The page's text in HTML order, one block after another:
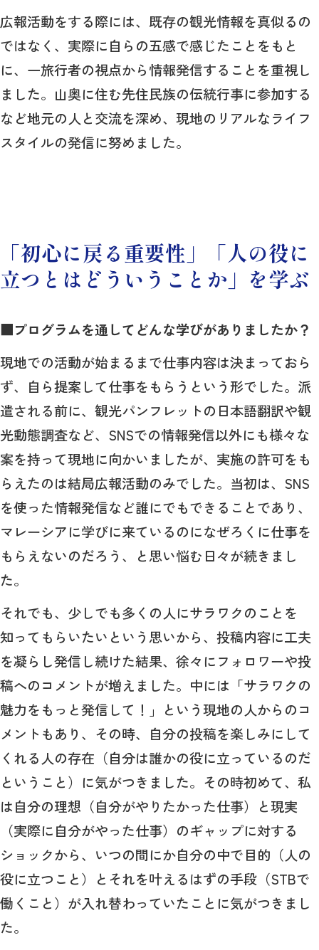
広報活動をする際には、既存の観光情報を真似るの
ではなく、実際に自らの五感で感じたことをもと
に、一旅行者の視点から情報発信することを重視し
ました。山奥に住む先住民族の伝統行事に参加する
など地元の人と交流を深め、現地のリアルなライフ
スタイルの発信に努めました。
「初心に戻る重要性」「人の役に
立つとはどういうことか」を学ぶ
■プログラムを通してどんな学びがありましたか？
現地での活動が始まるまで仕事内容は決まっておら
ず、自ら提案して仕事をもらうという形でした。派
遣される前に、観光パンフレットの日本語翻訳や観
光動態調査など、SNSでの情報発信以外にも様々な
案を持って現地に向かいましたが、実施の許可をも
らえたのは結局広報活動のみでした。当初は、SNS
を使った情報発信など誰にでもできることであり、
マレーシアに学びに来ているのになぜろくに仕事を
もらえないのだろう、と思い悩む日々が続きまし
た。
それでも、少しでも多くの人にサラワクのことを
知ってもらいたいという思いから、投稿内容に工夫
を凝らし発信し続けた結果、徐々にフォロワーや投
稿へのコメントが増えました。中には「サラワクの
魅力をもっと発信して！」という現地の人からのコ
メントもあり、その時、自分の投稿を楽しみにして
くれる人の存在（自分は誰かの役に立っているのだ
ということ）に気がつきました。その時初めて、私
は自分の理想（自分がやりたかった仕事）と現実
（実際に自分がやった仕事）のギャップに対する
ショックから、いつの間にか自分の中で目的（人の
役に立つこと）とそれを叶えるはずの手段（STBで
働くこと）が入れ替わっていたことに気がつきまし
た。